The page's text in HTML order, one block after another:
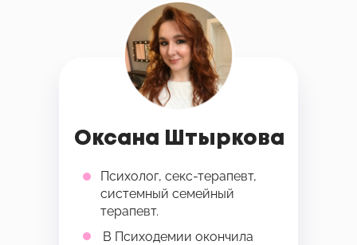
Оксана Штыркова
Психолог, секс-терапевт,
системный семейный
терапевт.
В Психодемии окончила